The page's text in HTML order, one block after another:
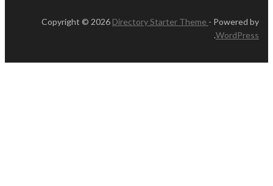
Copyright © 2026 Directory Starter Theme - Powered by
WordPress
.